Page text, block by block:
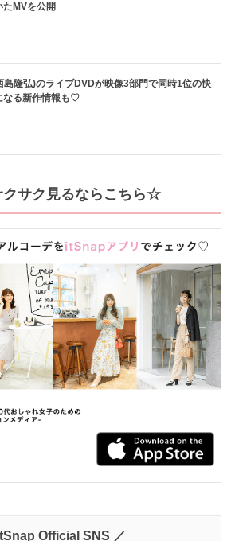
たMVを公開
島隆弘)のライブDVDが映像3部門で同時1位の快
なる新作情報も♡
サク見るならこちら☆
Official SNS ／